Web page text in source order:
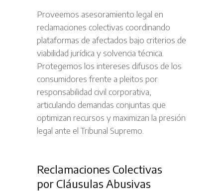
Proveemos asesoramiento legal en
reclamaciones colectivas coordinando
plataformas de afectados bajo criterios de
viabilidad jurídica y solvencia técnica.
Protegemos los intereses difusos de los
consumidores frente a pleitos por
responsabilidad civil corporativa,
articulando demandas conjuntas que
optimizan recursos y maximizan la presión
legal ante el Tribunal Supremo.
Reclamaciones Colectivas
por Cláusulas Abusivas